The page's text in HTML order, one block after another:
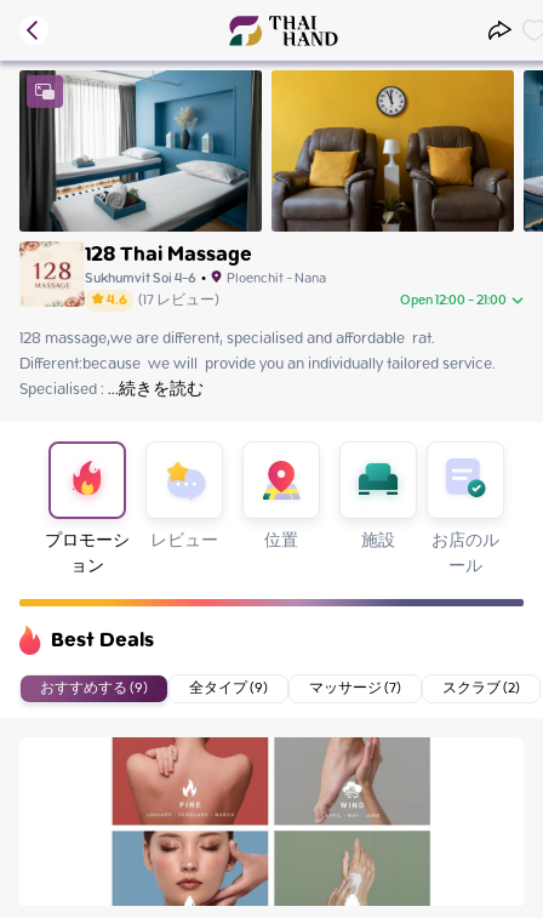
128 Thai Massage
Sukhumvit Soi 4-6 • Ploenchit - Nana
4.6 (17レビュー) Open 12:00 - 21:00
Sunday
Monday 12:00 - 21:00
Tuesday
Thursday 12:00 - 21:00
Friday 12:00 - 21:00
Saturday 12:00 - 21:00
128 massage,we are different, specialised and affordable  rat.
Different:because  we will  provide you an individually tailored service.
Specialised : ...続きを読む
プロモーシ
ョン
レビュー 位置 施設 お店のル
ール
Best Deals
おすすめする (9) 全タイプ (9) マッサージ (7) スクラブ (2)